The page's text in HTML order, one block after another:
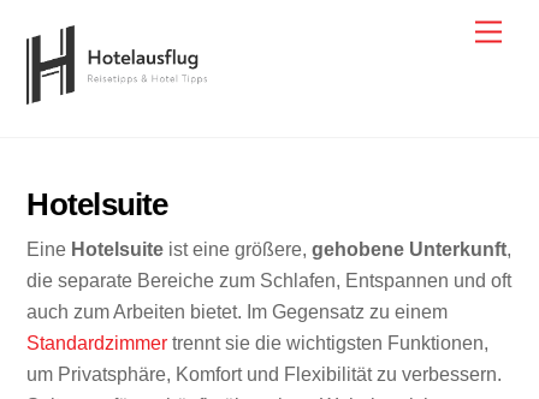
content
Hotelsuite
Eine Hotelsuite ist eine größere,gehobene Unterkunft,
die separate Bereiche zum Schlafen, Entspannen und oft
auch zum Arbeiten bietet. Im Gegensatz zu einem
Standardzimmer trennt sie die wichtigsten Funktionen,
um Privatsphäre, Komfort und Flexibilität zu verbessern.